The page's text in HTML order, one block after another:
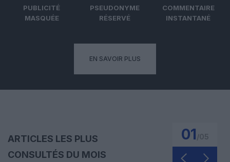
PUBLICITÉ
MASQUÉE
PSEUDONYME
RÉSERVÉ
COMMENTAIRE
INSTANTANÉ
EN SAVOIR PLUS
ARTICLES LES PLUS
CONSULTÉS DU MOIS
01